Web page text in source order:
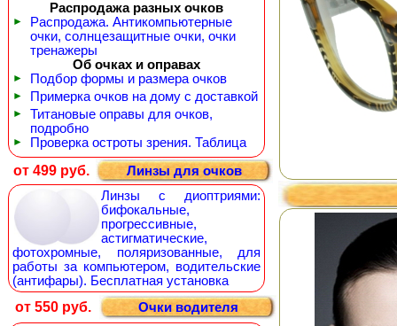
Распродажа разных очков
►
Распродажа. Антикомпьютерные
очки, солнцезащитные очки, очки
тренажеры
Об очках и оправах
► Подбор формы и размера очков
► Примерка очков на дому с доставкой
►
Титановые оправы для очков,
подробно
► Проверка остроты зрения. Таблица
от 499 руб.
Линзы для очков
Линзы с диоптриями:
бифокальные,
прогрессивные,
астигматические,
фотохромные, поляризованные, для
работы за компьютером, водительские
(антифары). Бесплатная установка
от 550 руб.
Очки водителя